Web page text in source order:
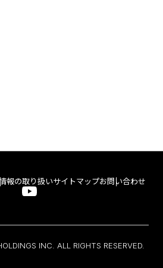
報の取り扱いサイトマップお問い合わせ
INC. ALL RIGHTS RESERVED.